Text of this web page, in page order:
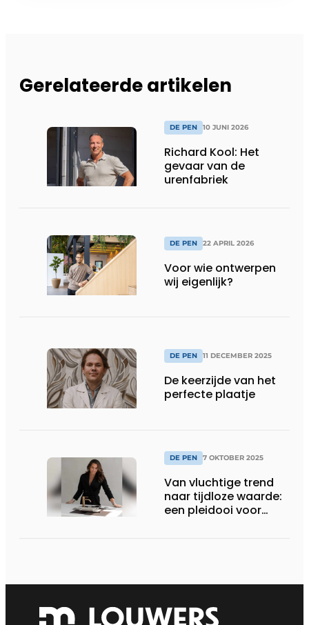
Gerelateerde artikelen
DE PEN 10 JUNI 2026
Richard Kool: Het
gevaar van de
urenfabriek
DE PEN 22 APRIL 2026
Voor wie ontwerpen
wij eigenlijk?
DE PEN 11 DECEMBER 2025
De keerzijde van het
perfecte plaatje
DE PEN 7 OKTOBER 2025
Van vluchtige trend
naar tijdloze waarde:
een pleidooi voor